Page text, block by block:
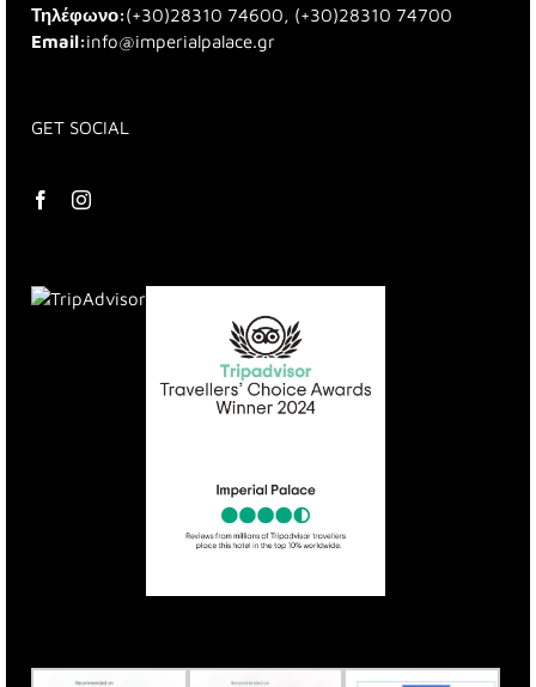
Τηλέφωνο:(+30)28310 74600, (+30)28310 74700
Email:info@imperialpalace.gr
GET SOCIAL